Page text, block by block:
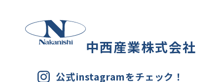
中西産業株式会社
公式instagramをチェック！